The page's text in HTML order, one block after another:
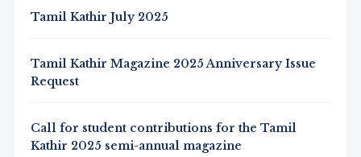
Tamil Kathir July 2025
Tamil Kathir Magazine 2025 Anniversary Issue
Request
Call for student contributions for the Tamil
Kathir 2025 semi-annual magazine